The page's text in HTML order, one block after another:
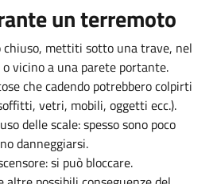
un terremoto
chiuso, mettiti sotto una trave, nel
vicino a una parete portante.
che cadendo potrebbero colpirti
vetri, mobili, oggetti ecc.).
delle scale: spesso sono poco
danneggiarsi.
si può bloccare.